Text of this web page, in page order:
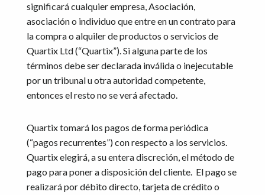
significará cualquier empresa, Asociación,
asociación o individuo que entre en un contrato para
la compra o alquiler de productos o servicios de
Quartix Ltd (“Quartix”). Si alguna parte de los
términos debe ser declarada inválida o inejecutable
por un tribunal u otra autoridad competente,
entonces el resto no se verá afectado.
Quartix tomará los pagos de forma periódica
(“pagos recurrentes”) con respecto a los servicios.
Quartix elegirá, a su entera discreción, el método de
pago para poner a disposición del cliente. El pago se
realizará por débito directo, tarjeta de crédito o